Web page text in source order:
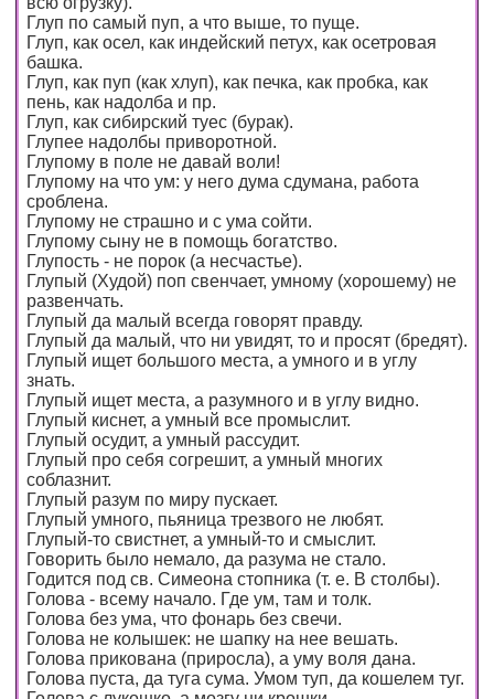
Глуп по самый пуп, а что выше, то пуще.
Глуп, как осел, как индейский петух, как осетровая
башка.
Глуп, как пуп (как хлуп), как печка, как пробка, как
пень, как надолба и пр.
Глуп, как сибирский туес (бурак).
Глупее надолбы приворотной.
Глупому в поле не давай воли!
Глупому на что ум: у него дума сдумана, работа
сроблена.
Глупому не страшно и с ума сойти.
Глупому сыну не в помощь богатство.
Глупость - не порок (а несчастье).
Глупый (Худой) поп свенчает, умному (хорошему) не
развенчать.
Глупый да малый всегда говорят правду.
Глупый да малый, что ни увидят, то и просят (бредят).
Глупый ищет большого места, а умного и в углу
знать.
Глупый ищет места, а разумного и в углу видно.
Глупый киснет, а умный все промыслит.
Глупый осудит, а умный рассудит.
Глупый про себя согрешит, а умный многих
соблазнит.
Глупый разум по миру пускает.
Глупый умного, пьяница трезвого не любят.
Глупый-то свистнет, а умный-то и смыслит.
Говорить было немало, да разума не стало.
Годится под св. Симеона стопника (т. е. В столбы).
Голова - всему начало. Где ум, там и толк.
Голова без ума, что фонарь без свечи.
Голова не колышек: не шапку на нее вешать.
Голова прикована (приросла), а уму воля дана.
Голова пуста, да туга сума. Умом туп, да кошелем туг.